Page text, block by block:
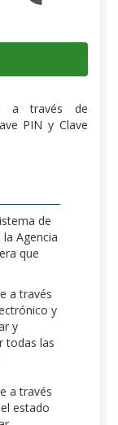
a través de
PIN y Clave
de
Agencia
que
a través
y
y
todas las
a través
estado